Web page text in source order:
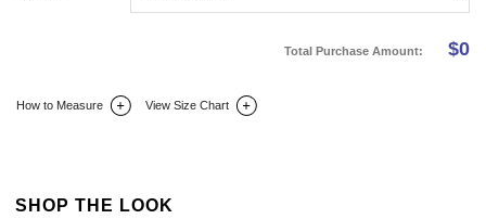
Total Purchase Amount: $0
How to Measure View Size Chart
SHOP THE LOOK